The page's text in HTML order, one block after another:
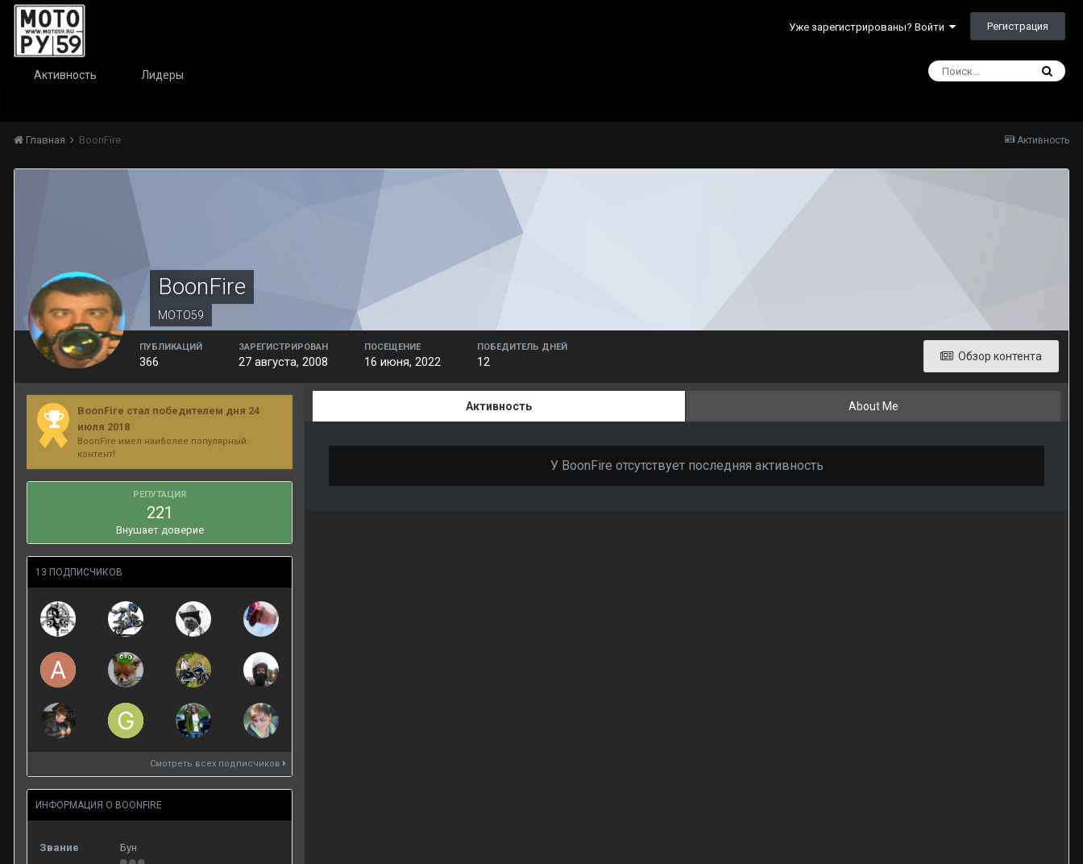
Уже зарегистрированы? Войти Регистрация
Активность Лидеры
Активность
Главная BoonFire
BoonFire
МОТО59
Обзор контента
ПУБЛИКАЦИЙ
366
ЗАРЕГИСТРИРОВАН
27 августа, 2008
ПОСЕЩЕНИЕ
16 июня, 2022
ПОБЕДИТЕЛЬ ДНЕЙ
12
BoonFire стал победителем дня 24
июля 2018
BoonFire имел наиболее популярный
контент!
РЕПУТАЦИЯ
221
Внушает доверие
13 ПОДПИСЧИКОВ
Смотреть всех подписчиков
ИНФОРМАЦИЯ О BOONFIRE
Звание Бун
Активность About Me
У BoonFire отсутствует последняя активность